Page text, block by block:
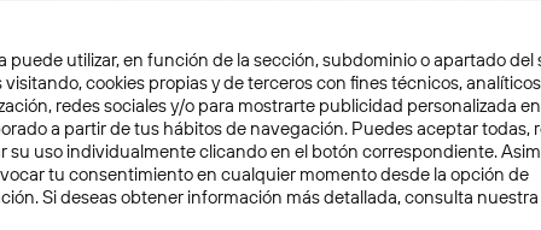
6 min
puede utilizar, en función de la sección, subdominio o apartado del
visitando, cookies propias y de terceros con fines técnicos,
redes sociales y/o para mostrarte publicidad personalizada
a partir de tus hábitos de navegación. Puedes aceptar todas,
su uso individualmente clicando en el botón correspondiente.
tu consentimiento en cualquier momento desde la opción de
Si deseas obtener información más detallada, consulta nuestra